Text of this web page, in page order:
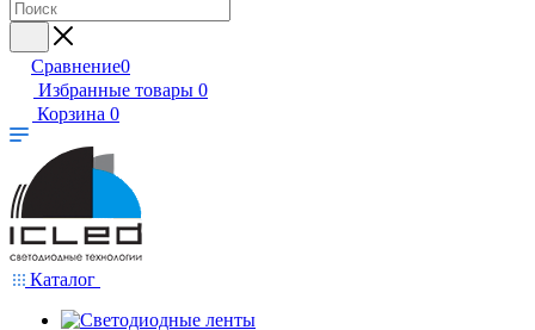
Сравнение0
Избранные товары 0
Корзина 0
Каталог